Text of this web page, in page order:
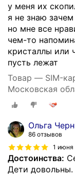
у меня их
я не знаю
но мне все
чем-то
кристаллы или
пусть лежат
Товар — SIM-
Московская
Ольга
86 отзывов
1 июня
Достоинства:
Дети